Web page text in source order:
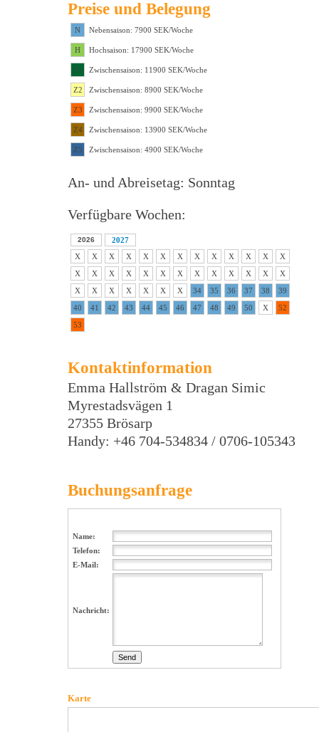
Preise und Belegung
N Nebensaison: 7900 SEK/Woche
H Hochsaison: 17900 SEK/Woche
Z1 Zwischensaison: 11900 SEK/Woche
Z2 Zwischensaison: 8900 SEK/Woche
Z3 Zwischensaison: 9900 SEK/Woche
Z4 Zwischensaison: 13900 SEK/Woche
Z5 Zwischensaison: 4900 SEK/Woche
An- und Abreisetag: Sonntag
Verfügbare Wochen:
2026
2027
X
X X X X X X X X X X X
X
X
X X X X X X X X X X X
X
X
X X X X X X 34 35 36 37 38
39
40
41 42 43 44 45 46 47 48 49 50 X
52
53
Kontaktinformation
Emma Hallström & Dragan Simic
Myrestadsvägen 1
27355 Brösarp
Handy: +46 704-534834 / 0706-105343
Buchungsanfrage
Name:
Telefon:
E-Mail:
Nachricht:
Karte